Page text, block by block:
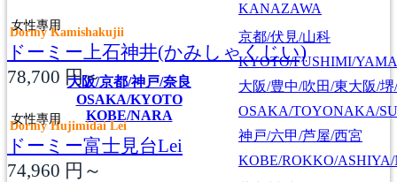
KANAZAWA
大阪/京都/神戸/奈良
OSAKA/KYOTO
KOBE/NARA
京都/伏見/山科
KYOTO/FUSHIMI/
大阪/豊中/吹田/東大阪/
OSAKA/TOYONAKA/
神戸/六甲/芦屋/西宮
KOBE/ROKKO/
女性專用
Dormy Kamishakujii
ドーミー上石神井(かみしゃくじい)
78,700 円～
女性專用
Dormy Hujimidai Lei
ドーミー富士見台Lei
74,960 円～